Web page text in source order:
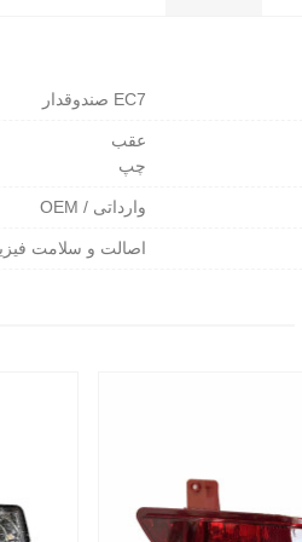
EC7 صندوقدار
عقب
چپ
وارداتی / OEM
اصالت و سلامت